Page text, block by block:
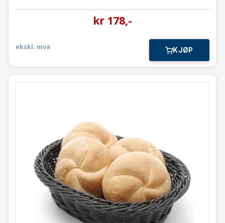
kr 178,-
ekskl. mva KJØP
Brødkurv
426777